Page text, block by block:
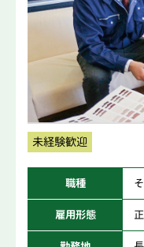
未経験歓迎
職種
雇用形態